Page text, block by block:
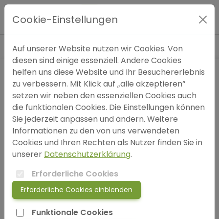
Hauptmenü
Expertensuche
Blog
FAQ
SOS
login
Blog»Coaching»Grenzen setzen ohne
Schuldgefühle
Cookie-Einstellungen
Auf unserer Website nutzen wir Cookies. Von
diesen sind einige essenziell. Andere Cookies
helfen uns diese Website und Ihr Besuchererlebnis
zu verbessern. Mit Klick auf „alle akzeptieren“
setzen wir neben den essenziellen Cookies auch
die funktionalen Cookies. Die Einstellungen können
Sie jederzeit anpassen und ändern. Weitere
Informationen zu den von uns verwendeten
Cookies und Ihren Rechten als Nutzer finden Sie in
unserer Datenschutzerklärung.
Erforderliche Cookies
Erforderliche Cookies einblenden
Funktionale Cookies